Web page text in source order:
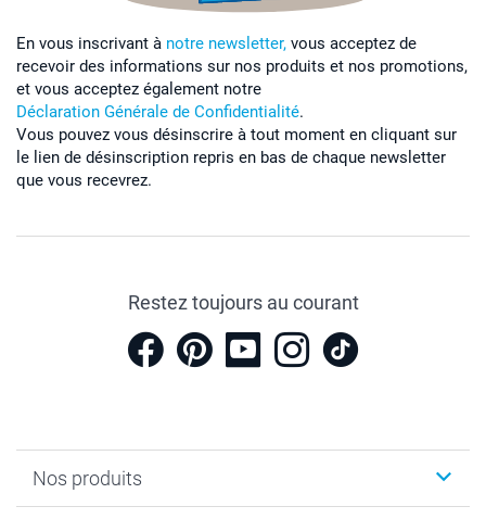
En vous inscrivant à notre newsletter, vous acceptez de
recevoir des informations sur nos produits et nos promotions,
et vous acceptez également notre
Déclaration Générale de Confidentialité.
Vous pouvez vous désinscrire à tout moment en cliquant sur
le lien de désinscription repris en bas de chaque newsletter
que vous recevrez.
Restez toujours au courant
Nos produits